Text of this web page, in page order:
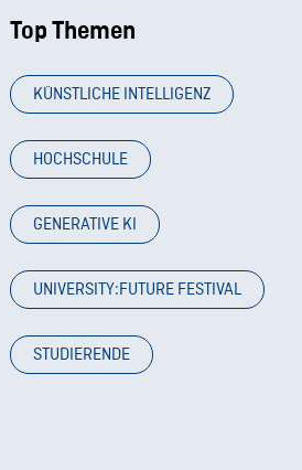
Top Themen
KÜNSTLICHE INTELLIGENZ
HOCHSCHULE
GENERATIVE KI
UNIVERSITY:FUTURE FESTIVAL
STUDIERENDE